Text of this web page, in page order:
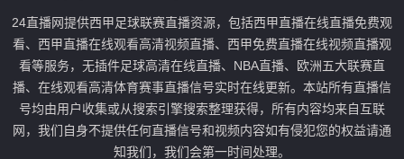
24直播网提供西甲足球联赛直播资源，包括西甲直播在线直播免费观
看、西甲直播在线观看高清视频直播、西甲免费直播在线视频直播观
看等服务，无插件足球高清在线直播、NBA直播、欧洲五大联赛直
播、在线观看高清体育赛事直播信号实时在线更新。本站所有直播信
号均由用户收集或从搜索引擎搜索整理获得，所有内容均来自互联
网，我们自身不提供任何直播信号和视频内容如有侵犯您的权益请通
知我们，我们会第一时间处理。